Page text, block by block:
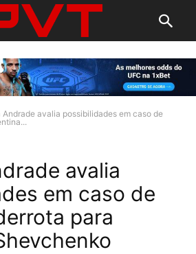
Andrade avalia possibilidades em caso de
avalia
em caso de
para